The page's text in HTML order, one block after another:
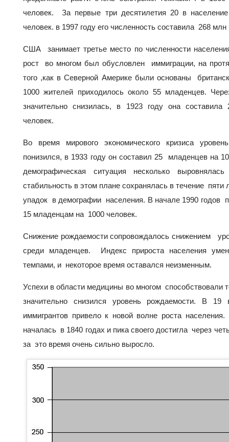
человек. За первые три десятилетия 20 в
человек. в 1997 году его численность составила 268 млн
США занимает третье место по численности
рост во многом был обусловлен иммиграции, на
того ,как в Северной Америке были основаны
1000 жителей приходилось около 55 младенцев.
значительно снизилась, в 1923 году она
человек.
Во время мирового экономического кризиса
понизился, в 1933 году он составил 25 младенцев на
демографическая ситуация несколько
стабильность в этом плане сохранялась в течение пяти
упадок в демографии населения. В начале 1990 годов
15 младенцам на 1000 человек.
Снижение рождаемости сопровождалось снижением
среди младенцев. Индекс прироста населения
темпами, и некоторое время оставался неизменным.
Успехи в области медицины во многом способствовали
значительно снизился уровень рождаемости. В
иммигрантов привело к новой волне роста
началась в 1840 годах и пика своего достигла через
за это время очень сильно выросло.